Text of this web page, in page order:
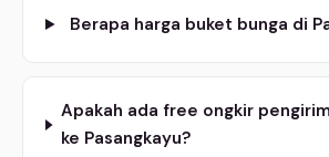
Berapa harga buket bunga di
Apakah ada free ongkir
ke Pasangkayu?